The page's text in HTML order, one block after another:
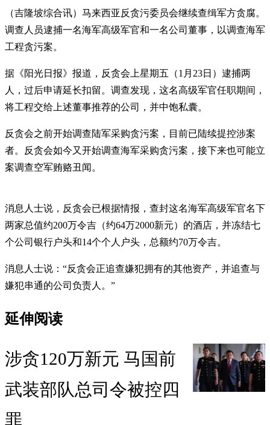
（吉隆坡综合讯）马来西亚反贪污委员会继续查缉军方贪腐。
调查人员逮捕一名海军高级军官和一名公司董事，以调查海军
工程贪污案。
据《阳光日报》报道，反贪会上星期五（1月23日）逮捕两
人，过后申请延长扣留。调查发现，这名高级军官任职期间，
将工程交给上述董事推荐的公司，并中饱私囊。
反贪会之前开始调查陆军采购贪污案，目前已陆续提控涉案
者。反贪会如今又开始调查海军采购贪污案，接下来也可能立
案调查空军贿赂丑闻。
消息人士说，反贪会已根据情报，查封这名海军高级军官名下
两家总值约200万令吉（约64万2000新元）的酒店，并冻结七
个公司银行户头和14个个人户头，总额约70万令吉。
消息人士说：“反贪会正追查嫌犯拥有的其他资产，并追查与
嫌犯串通的公司负责人。”
延伸阅读
涉贪120万新元 马国前
武装部队总司令被控四
罪